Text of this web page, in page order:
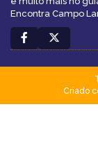
Encontra Campo
Criado